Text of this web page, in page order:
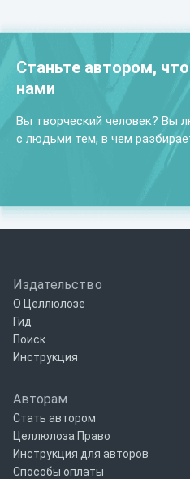
Станьте автором,
нами
Вы творческий человек? Вы
с людьми тем, в чем
Издательство
О Целлюлозе
Гид
Поиск
Инструкция
Авторам
Стать автором
Целлюлоза Право
Инструкция для авторов
Способы оплаты